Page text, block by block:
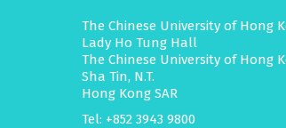
The Chinese University of Hong
Lady Ho Tung Hall
The Chinese University of Hong
Sha Tin, N.T.
Hong Kong SAR
Tel: +852 3943 9800